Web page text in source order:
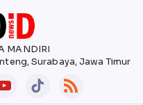
MANDIRI
Surabaya, Jawa Timur